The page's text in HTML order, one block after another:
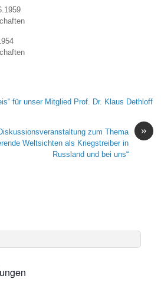
für unser Mitglied Prof. Dr. Klaus Dethloff
»
zum Thema
Weltsichten als Kriegstreiber in
Russland und bei uns“